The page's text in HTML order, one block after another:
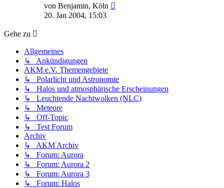
von Benjamin, Köln
20. Jan 2004, 15:03
Gehe zu
Allgemeines
↳ Ankündigungen
AKM e.V. Themengebiete
↳ Polarlicht und Astronomie
↳ Halos und atmosphärische Erscheinungen
↳ Leuchtende Nachtwolken (NLC)
↳ Meteore
↳ Off-Topic
↳ Test Forum
Archiv
↳ AKM Archiv
↳ Forum: Aurora
↳ Forum: Aurora 2
↳ Forum: Aurora 3
↳ Forum: Halos